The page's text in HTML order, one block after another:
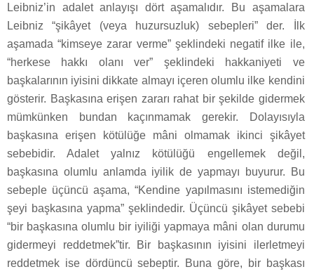
Leibniz’in adalet anlayışı dört aşamalıdır. Bu aşamalara
Leibniz “şikâyet (veya huzursuzluk) sebepleri” der. İlk
aşamada “kimseye zarar verme” şeklindeki negatif ilke ile,
“herkese hakkı olanı ver” şeklindeki hakkaniyeti ve
başkalarının iyisini dikkate almayı içeren olumlu ilke kendini
gösterir. Başkasına erişen zararı rahat bir şekilde gidermek
mümkünken bundan kaçınmamak gerekir. Dolayısıyla
başkasına erişen kötülüğe mâni olmamak ikinci şikâyet
sebebidir. Adalet yalnız kötülüğü engellemek değil,
başkasına olumlu anlamda iyilik de yapmayı buyurur. Bu
sebeple üçüncü aşama, “Kendine yapılmasını istemediğin
şeyi başkasına yapma” şeklindedir. Üçüncü şikâyet sebebi
“bir başkasına olumlu bir iyiliği yapmaya mâni olan durumu
gidermeyi reddetmek”tir. Bir başkasının iyisini ilerletmeyi
reddetmek ise dördüncü sebeptir. Buna göre, bir başkası